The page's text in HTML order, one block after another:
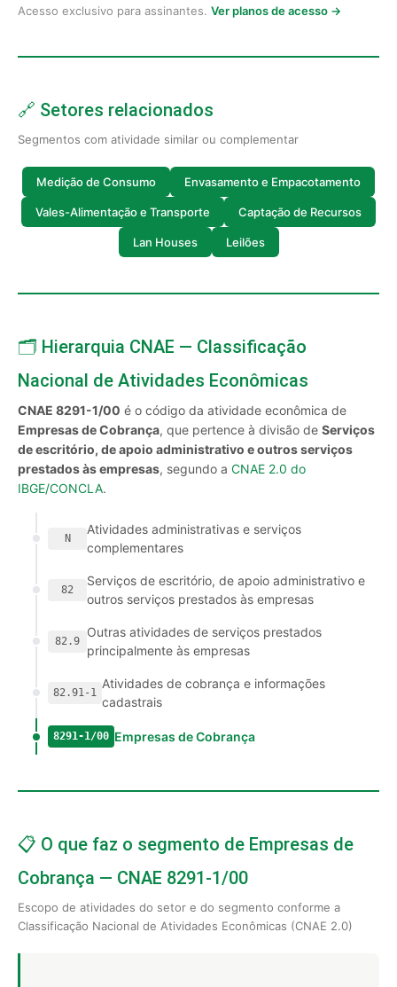
Acesso exclusivo para assinantes. Ver planos de acesso →
🔗 Setores relacionados
Segmentos com atividade similar ou complementar
Medição de Consumo Envasamento e Empacotamento
Vales-Alimentação e Transporte Captação de Recursos
Lan Houses Leilões
🗂️ Hierarquia CNAE — Classificação
Nacional de Atividades Econômicas
CNAE 8291-1/00 é o código da atividade econômica de
Empresas de Cobrança, que pertence à divisão de Serviços
de escritório, de apoio administrativo e outros serviços
prestados às empresas, segundo a CNAE 2.0 do
IBGE/CONCLA.
N
Atividades administrativas e serviços
complementares
82
Serviços de escritório, de apoio administrativo e
outros serviços prestados às empresas
82.9
Outras atividades de serviços prestados
principalmente às empresas
82.91-1
Atividades de cobrança e informações
cadastrais
8291-1/00 Empresas de Cobrança
📋 O que faz o segmento de Empresas de
Cobrança — CNAE 8291-1/00
Escopo de atividades do setor e do segmento conforme a
Classificação Nacional de Atividades Econômicas (CNAE 2.0)